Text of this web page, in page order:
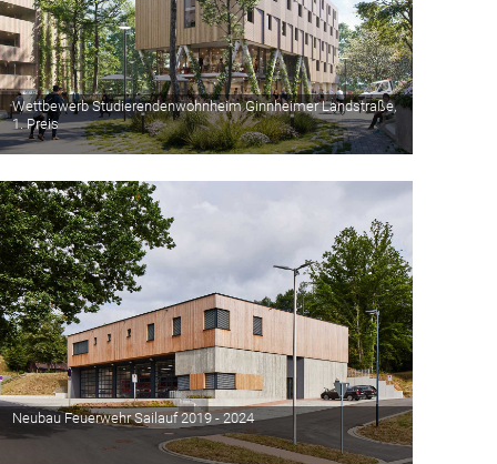
Wettbewerb Studierendenwohnheim Ginnheimer Landstraße,
1. Preis
Neubau Feuerwehr Sailauf 2019 - 2024